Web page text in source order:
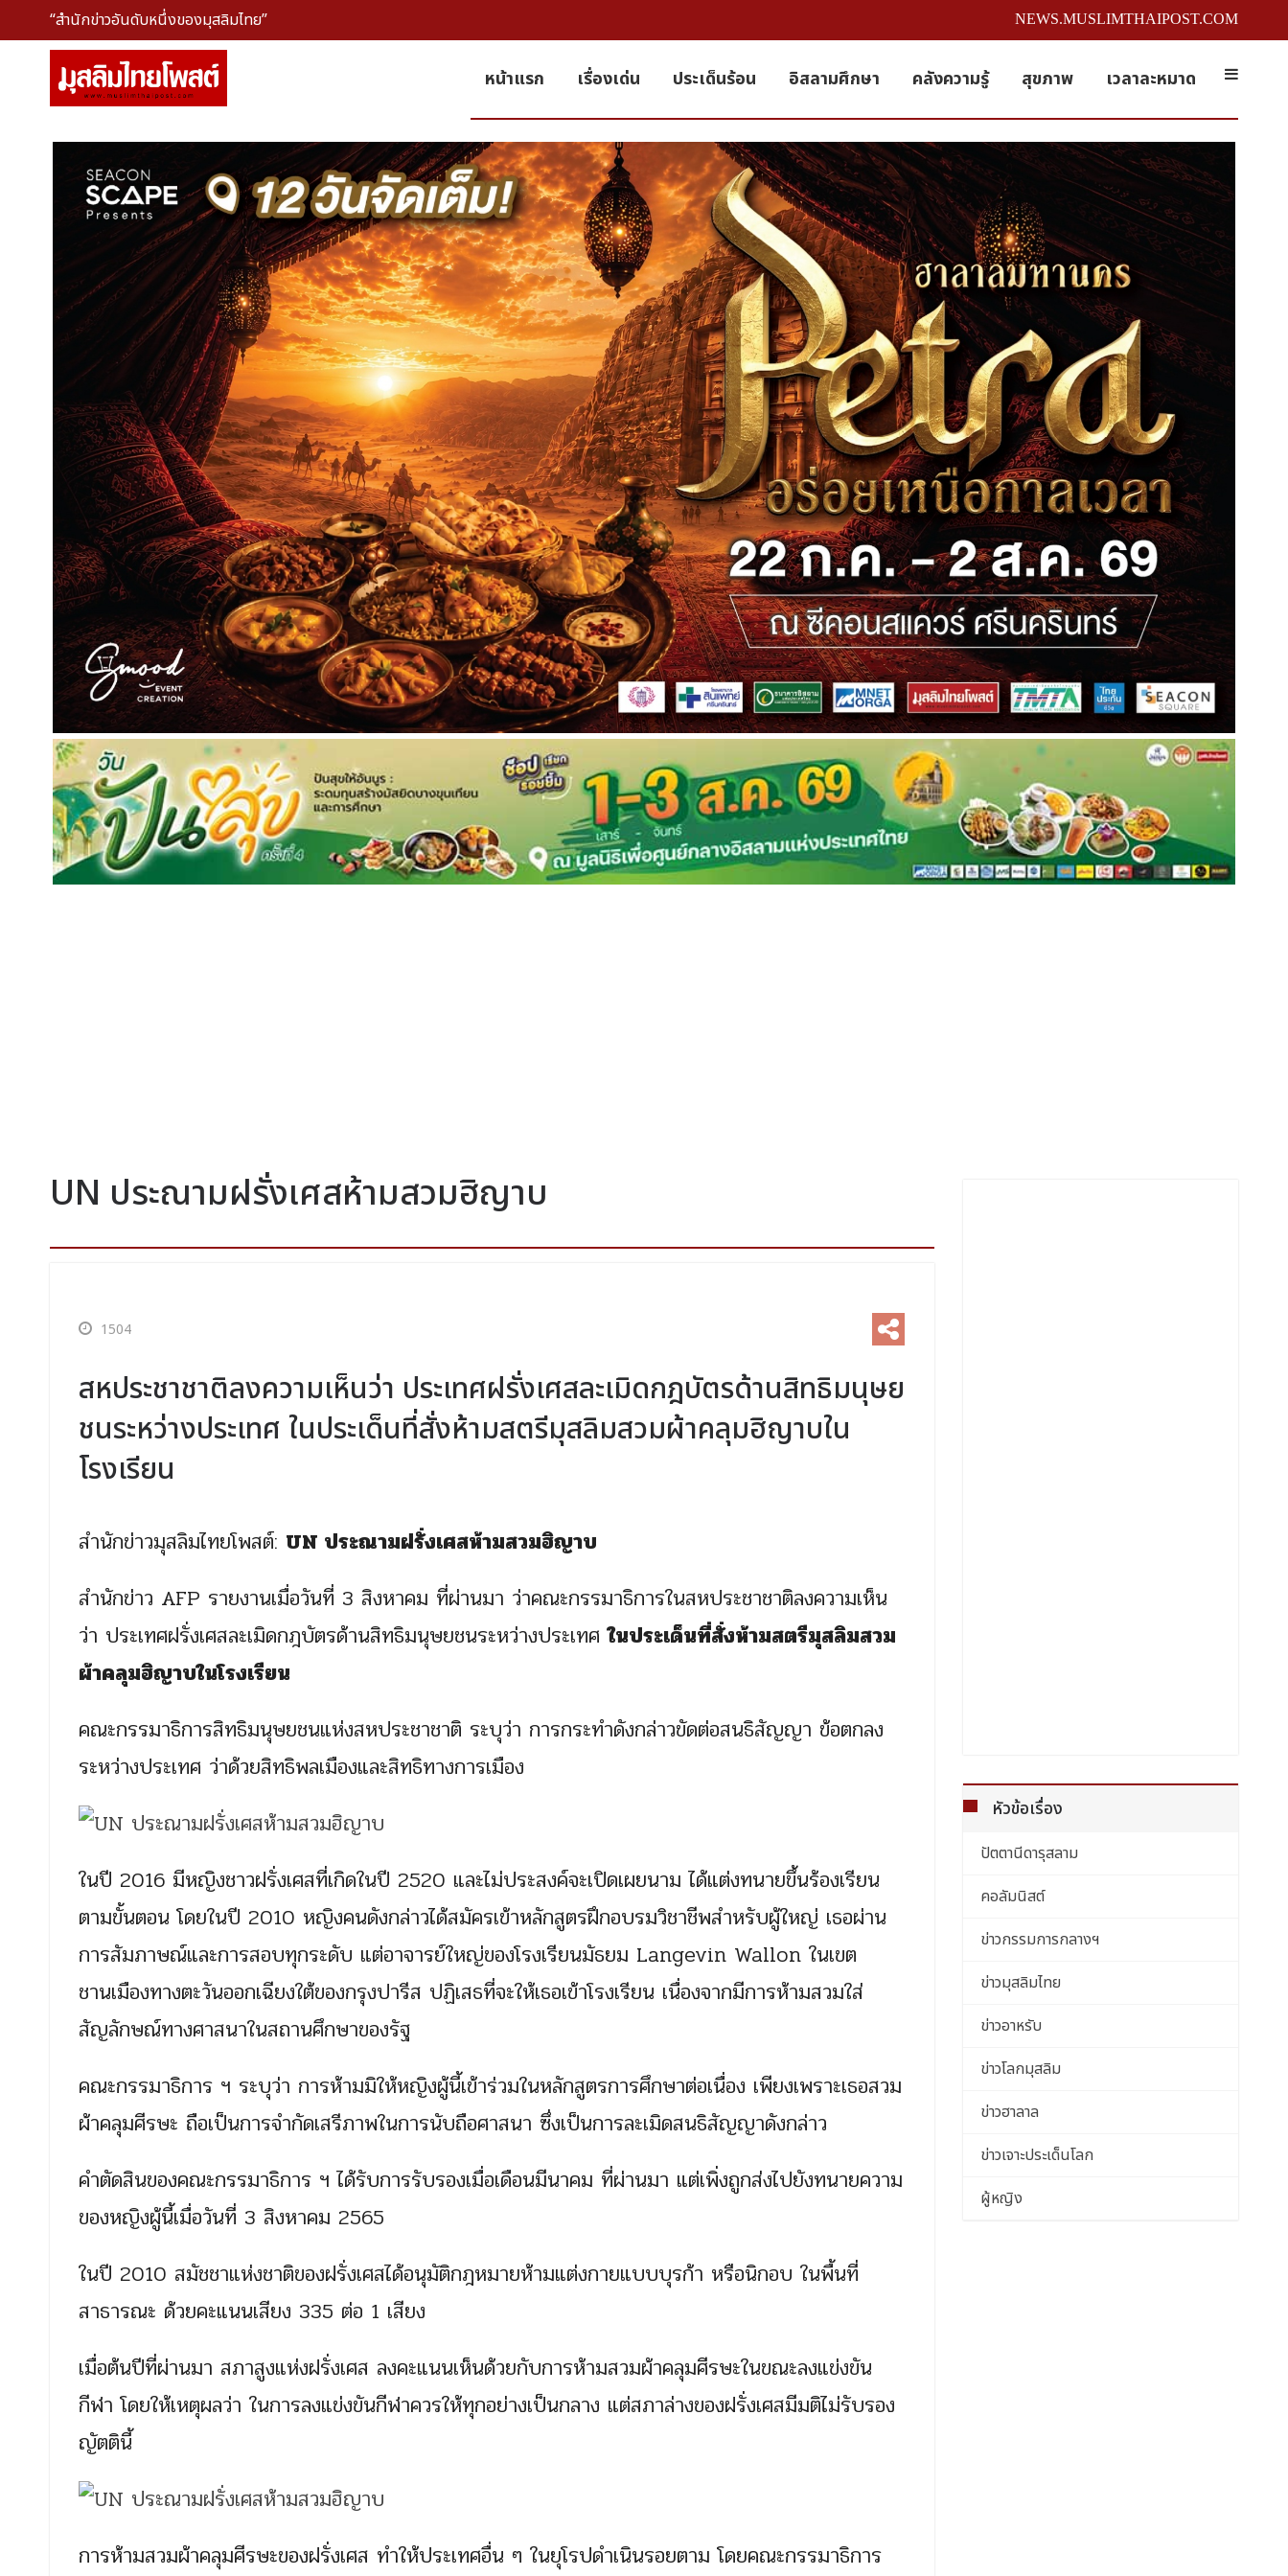
“สำนักข่าวอันดับหนึ่งของมุสลิมไทย” NEWS.MUSLIMTHAIPOST.COM
หน้าแรก เรื่องเด่น ประเด็นร้อน อิสลามศึกษา คลังความรู้ สุขภาพ เวลาละหมาด
UN ประณามฝรั่งเศสห้ามสวมฮิญาบ
1504
สหประชาชาติลงความเห็นว่า ประเทศฝรั่งเศสละเมิดกฎบัตรด้านสิทธิมนุษย
ชนระหว่างประเทศ ในประเด็นที่สั่งห้ามสตรีมุสลิมสวมผ้าคลุมฮิญาบใน
โรงเรียน
สำนักข่าวมุสลิมไทยโพสต์: UN ประณามฝรั่งเศสห้ามสวมฮิญาบ
สำนักข่าว AFP รายงานเมื่อวันที่ 3 สิงหาคม ที่ผ่านมา ว่าคณะกรรมาธิการในสหประชาชาติลงความเห็น
ว่า ประเทศฝรั่งเศสละเมิดกฎบัตรด้านสิทธิมนุษยชนระหว่างประเทศในประเด็นที่สั่งห้ามสตรีมุสลิมสวม
ผ้าคลุมฮิญาบในโรงเรียน
คณะกรรมาธิการสิทธิมนุษยชนแห่งสหประชาชาติ ระบุว่า การกระทำดังกล่าวขัดต่อสนธิสัญญา ข้อตกลง
ระหว่างประเทศ ว่าด้วยสิทธิพลเมืองและสิทธิทางการเมือง
ในปี 2016 มีหญิงชาวฝรั่งเศสที่เกิดในปี 2520 และไม่ประสงค์จะเปิดเผยนาม ได้แต่งทนายขึ้นร้องเรียน
ตามขั้นตอน โดยในปี 2010 หญิงคนดังกล่าวได้สมัครเข้าหลักสูตรฝึกอบรมวิชาชีพสำหรับผู้ใหญ่ เธอผ่าน
การสัมภาษณ์และการสอบทุกระดับ แต่อาจารย์ใหญ่ของโรงเรียนมัธยม Langevin Wallon ในเขต
ชานเมืองทางตะวันออกเฉียงใต้ของกรุงปารีส ปฏิเสธที่จะให้เธอเข้าโรงเรียน เนื่องจากมีการห้ามสวมใส่
สัญลักษณ์ทางศาสนาในสถานศึกษาของรัฐ
คณะกรรมาธิการ ฯ ระบุว่า การห้ามมิให้หญิงผู้นี้เข้าร่วมในหลักสูตรการศึกษาต่อเนื่อง เพียงเพราะเธอสวม
ผ้าคลุมศีรษะ ถือเป็นการจำกัดเสรีภาพในการนับถือศาสนา ซึ่งเป็นการละเมิดสนธิสัญญาดังกล่าว
คำตัดสินของคณะกรรมาธิการ ฯ ได้รับการรับรองเมื่อเดือนมีนาคม ที่ผ่านมา แต่เพิ่งถูกส่งไปยังทนายความ
ของหญิงผู้นี้เมื่อวันที่ 3 สิงหาคม 2565
ในปี 2010 สมัชชาแห่งชาติของฝรั่งเศสได้อนุมัติกฎหมายห้ามแต่งกายแบบบุรก้า หรือนิกอบ ในพื้นที่
สาธารณะ ด้วยคะแนนเสียง 335 ต่อ 1 เสียง
เมื่อต้นปีที่ผ่านมา สภาสูงแห่งฝรั่งเศส ลงคะแนนเห็นด้วยกับการห้ามสวมผ้าคลุมศีรษะในขณะลงแข่งขัน
กีฬา โดยให้เหตุผลว่า ในการลงแข่งขันกีฬาควรให้ทุกอย่างเป็นกลาง แต่สภาล่างของฝรั่งเศสมีมติไม่รับรอง
ญัตตินี้
การห้ามสวมผ้าคลุมศีรษะของฝรั่งเศส ทำให้ประเทศอื่น ๆ ในยุโรปดำเนินรอยตาม โดยคณะกรรมาธิการ
หัวข้อเรื่อง
ปัตตานีดารุสลาม
คอลัมนิสต์
ข่าวกรรมการกลางฯ
ข่าวมุสลิมไทย
ข่าวอาหรับ
ข่าวโลกมุสลิม
ข่าวฮาลาล
ข่าวเจาะประเด็นโลก
ผู้หญิง